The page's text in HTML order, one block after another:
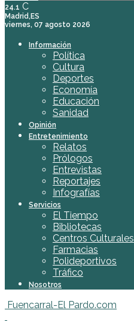
24.1 C
Madrid,ES
viernes, 07 agosto 2026
Información
Política
Cultura
Deportes
Economía
Educación
Sanidad
Opinión
Entretenimiento
Relatos
Prólogos
Entrevistas
Reportajes
Infografías
Servicios
El Tiempo
Bibliotecas
Centros Culturales
Farmacias
Polideportivos
Tráfico
Nosotros
Fuencarral-El Pardo.com